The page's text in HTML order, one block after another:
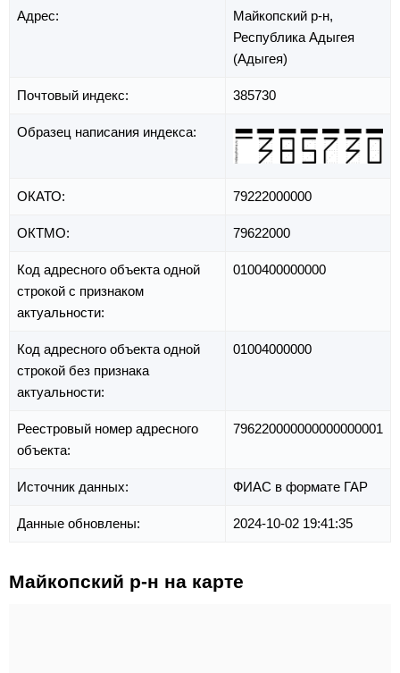
Адрес:
Майкопский р-н,
Республика Адыгея
(Адыгея)
Почтовый индекс: 385730
Образец написания индекса:
ОКАТО: 79222000000
ОКТМО: 79622000
Код адресного объекта одной
строкой с признаком
актуальности:
0100400000000
Код адресного объекта одной
строкой без признака
актуальности:
01004000000
Реестровый номер адресного
объекта:
796220000000000000001
Источник данных: ФИАС в формате ГАР
Данные обновлены: 2024-10-02 19:41:35
Майкопский р-н на карте